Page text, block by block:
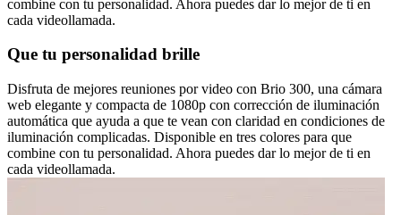
combine con tu personalidad. Ahora puedes dar lo mejor de ti en
cada videollamada.
Que tu personalidad brille
Disfruta de mejores reuniones por video con Brio 300, una cámara
web elegante y compacta de 1080p con corrección de iluminación
automática que ayuda a que te vean con claridad en condiciones de
iluminación complicadas. Disponible en tres colores para que
combine con tu personalidad. Ahora puedes dar lo mejor de ti en
cada videollamada.